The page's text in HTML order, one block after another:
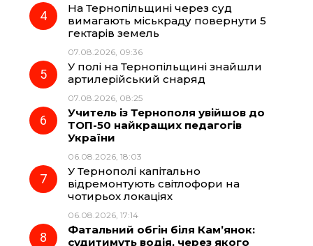
На Тернопільщині через суд
вимагають міськраду повернути 5
гектарів земель
07.08.2026, 09:36
У полі на Тернопільщині знайшли
артилерійський снаряд
07.08.2026, 08:25
Учитель із Тернополя увійшов до
ТОП-50 найкращих педагогів
України
06.08.2026, 18:03
У Тернополі капітально
відремонтують світлофори на
чотирьох локаціях
06.08.2026, 17:14
Фатальний обгін біля Кам’янок:
судитимуть водія, через якого